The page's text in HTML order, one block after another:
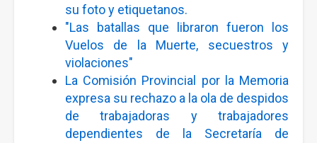
su foto y etiquetanos.
"Las batallas que libraron fueron los
Vuelos de la Muerte, secuestros y
violaciones"
La Comisión Provincial por la Memoria
expresa su rechazo a la ola de despidos
de trabajadoras y trabajadores
dependientes de la Secretaría de